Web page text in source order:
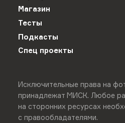
Магазин
Тесты
Подкасты
Спец проекты
Исключительные права на
принадлежат МИСК. Любое
на сторонних ресурсах
с правообладателями.